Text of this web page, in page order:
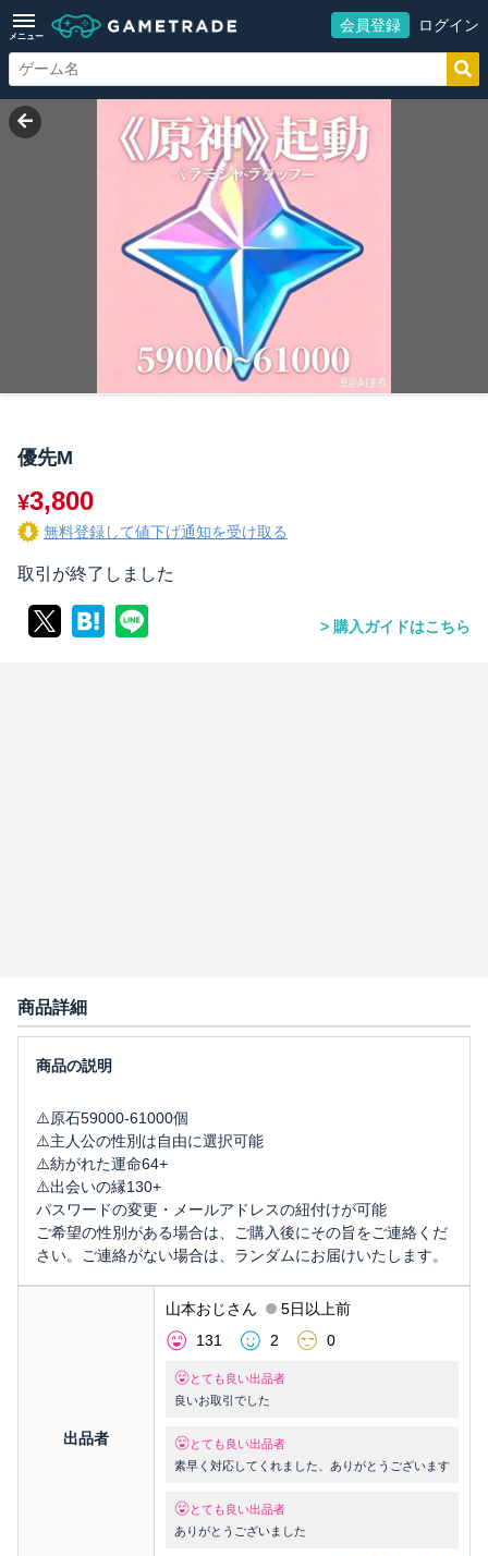
メニュー
会員登録 ログイン
優先M
¥3,800
無料登録して値下げ通知を受け取る
取引が終了しました
購入ガイドはこちら
商品詳細
⚠️原石59000-61000個
⚠️主人公の性別は自由に選択可能
⚠️紡がれた運命64+
⚠️出会いの縁130+
パスワードの変更・メールアドレスの紐付けが可能
ご希望の性別がある場合は、ご購入後にその旨をご連絡くだ
さい。ご連絡がない場合は、ランダムにお届けいたします。
出品者
山本おじさん
5日以上前
131
2 0
とても良い出品者
良いお取引でした
とても良い出品者
素早く対応してくれました、ありがとうございます
とても良い出品者
ありがとうございました